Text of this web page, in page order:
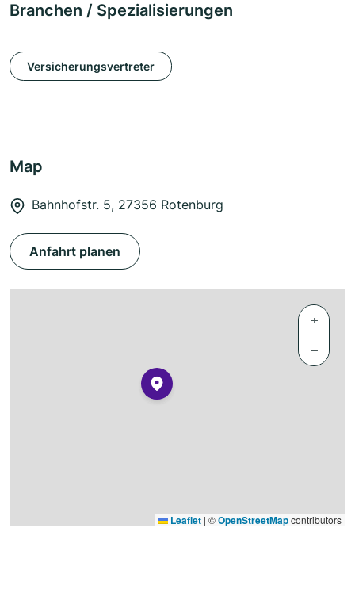
Branchen / Spezialisierungen
Versicherungsvertreter
Map
Bahnhofstr. 5, 27356 Rotenburg
Anfahrt planen
+
−
Leaflet | ©OpenStreetMapcontributors